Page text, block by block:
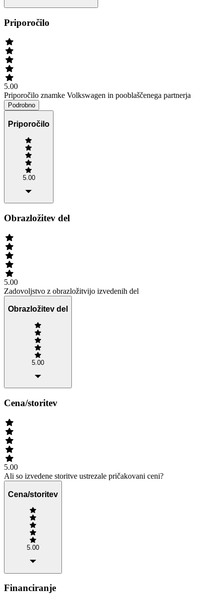
Priporočilo
5.00
Priporočilo znamke Volkswagen in pooblaščenega partnerja
Podrobno
Priporočilo
5.00
Obrazložitev del
5.00
Zadovoljstvo z obrazložitvijo izvedenih del
Obrazložitev del
5.00
Cena/storitev
5.00
Ali so izvedene storitve ustrezale pričakovani ceni?
Cena/storitev
5.00
Financiranje